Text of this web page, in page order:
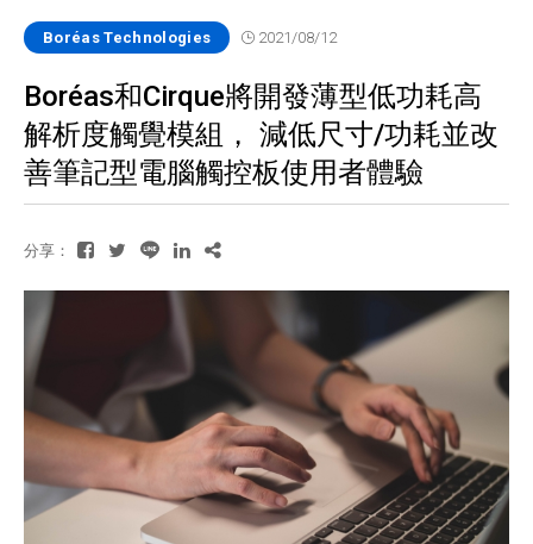
Boréas Technologies 2021/08/12
Boréas和Cirque將開發薄型低功耗高
解析度觸覺模組， 減低尺寸/功耗並改
善筆記型電腦觸控板使用者體驗
分享：